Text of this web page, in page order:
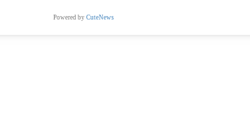
Powered by CuteNews